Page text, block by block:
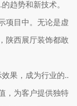
趋势和新技术。
项目中。无论是虚
陕西展厅装饰都敢
果，成为行业的..
，为客户提供独特